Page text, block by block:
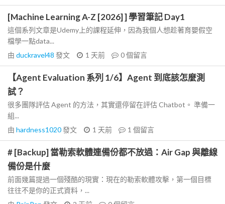
[Machine Learning A-Z [2026] ] 學習筆記 Day1
這個系列文章是Udemy上的課程延伸，因為我個人想趁著育嬰假空
檔學一點data...
由 duckravel48 發文 1 天前 0個留言
【Agent Evaluation 系列 1/6】Agent 到底該怎麼測
試？
很多團隊評估 Agent 的方法，其實還停留在評估 Chatbot。 準備一
組...
由 hardness1020發文 1 天前 1 個留言
# [Backup] 當勒索軟體連備份都不放過：Air Gap 與離線
備份是什麼
前面幾篇提過一個殘酷的現實：現在的勒索軟體攻擊，第一個目標
往往不是你的正式資料，...